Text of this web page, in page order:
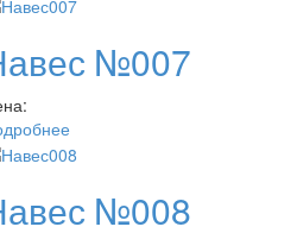
№007
№008